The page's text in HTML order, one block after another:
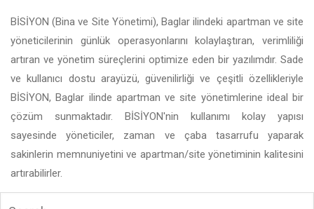
BİSİYON (Bina ve Site Yönetimi), Baglar ilindeki apartman ve site
yöneticilerinin günlük operasyonlarını kolaylaştıran, verimliliği
artıran ve yönetim süreçlerini optimize eden bir yazılımdır. Sade
ve kullanıcı dostu arayüzü, güvenilirliği ve çeşitli özellikleriyle
BİSİYON, Baglar ilinde apartman ve site yönetimlerine ideal bir
çözüm sunmaktadır. BİSİYON'nin kullanımı kolay yapısı
sayesinde yöneticiler, zaman ve çaba tasarrufu yaparak
sakinlerin memnuniyetini ve apartman/site yönetiminin kalitesini
artırabilirler.